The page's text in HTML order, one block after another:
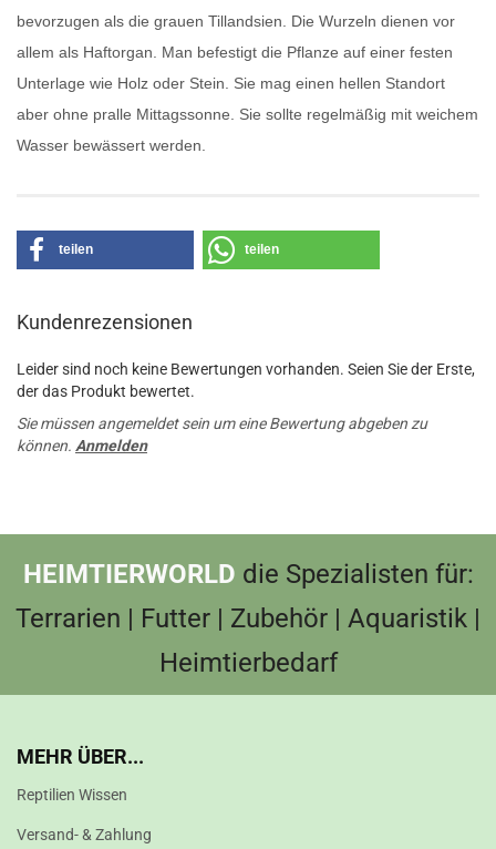
bevorzugen als die grauen Tillandsien. Die Wurzeln dienen vor
allem als Haftorgan. Man befestigt die Pflanze auf einer festen
Unterlage wie Holz oder Stein. Sie mag einen hellen Standort
aber ohne pralle Mittagssonne. Sie sollte regelmäßig mit weichem
Wasser bewässert werden.
teilen teilen
Kundenrezensionen
Leider sind noch keine Bewertungen vorhanden. Seien Sie der Erste,
der das Produkt bewertet.
Sie müssen angemeldet sein um eine Bewertung abgeben zu
können. Anmelden
HEIMTIERWORLD die Spezialisten für:
Terrarien | Futter | Zubehör | Aquaristik |
Heimtierbedarf
MEHR ÜBER...
Reptilien Wissen
Versand- & Zahlung